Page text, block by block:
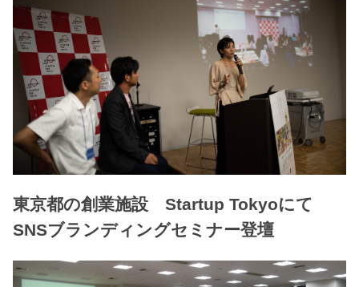
東京都の創業施設 Startup Tokyoにて
SNSブランディングセミナー登壇